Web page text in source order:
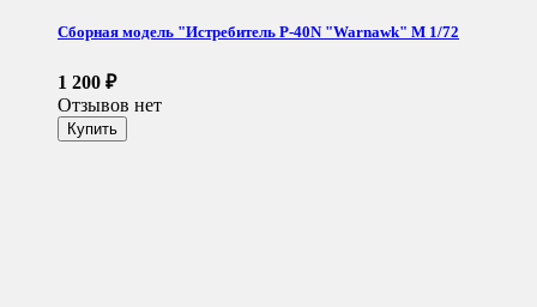
Сборная модель "Истребитель P-40N "Warnawk" М 1/72
1 200 ₽
Отзывов нет